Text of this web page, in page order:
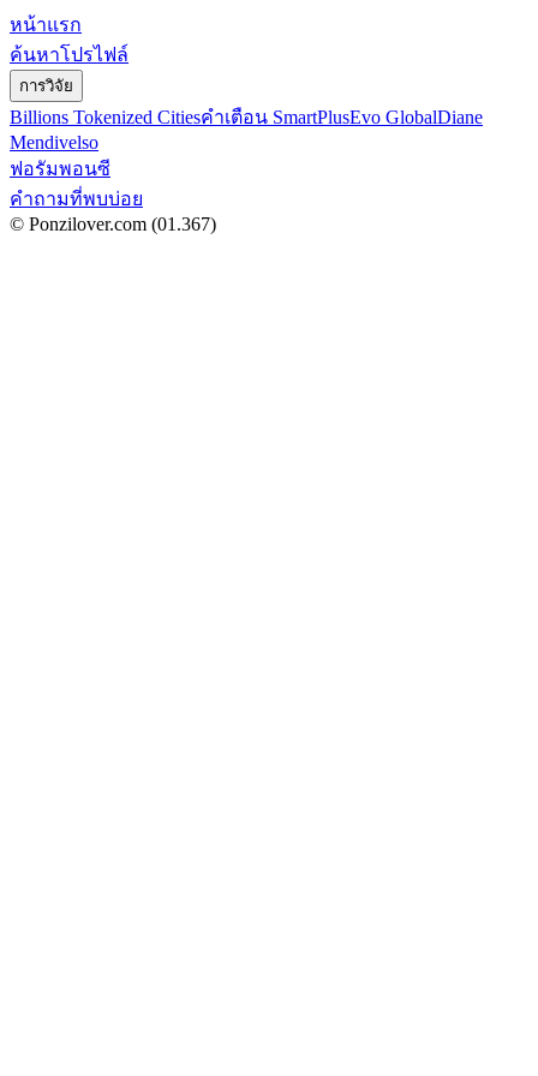
หน้าแรก
ค้นหาโปรไฟล์
การวิจัย
Billions Tokenized Citiesคำเตือน SmartPlusEvo GlobalDiane
Mendivelso
ฟอรัมพอนซี
คำถามที่พบบ่อย
© Ponzilover.com (01.367)